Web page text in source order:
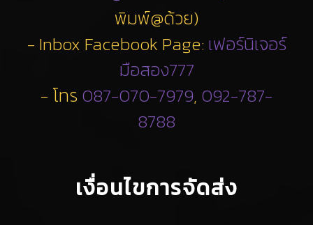
พิมพ์@ด้วย)
- Inbox Facebook Page: เฟอร์นิเจอร์
มือสอง777
- โทร 087-070-7979, 092-787-
8788
เงื่อนไขการจัดส่ง